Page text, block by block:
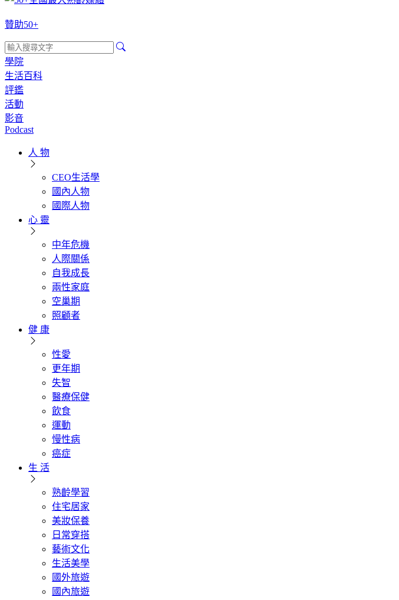
贊助50+
學院
生活百科
評鑑
活動
影音
Podcast
人 物
CEO生活學
國內人物
國際人物
心 靈
中年危機
人際關係
自我成長
兩性家庭
空巢期
照顧者
健 康
性愛
更年期
失智
醫療保健
飲食
運動
慢性病
癌症
生 活
熟齡學習
住宅居家
美妝保養
日常穿搭
藝術文化
生活美學
國外旅遊
國內旅遊